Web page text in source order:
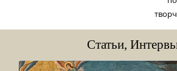
Статьи,